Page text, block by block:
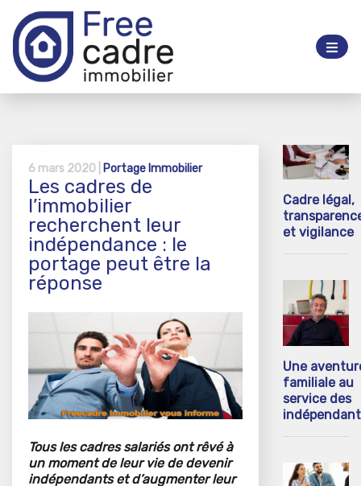
6 mars 2020 | Portage Immobilier
Les cadres de
l’immobilier
recherchent leur
indépendance : le
portage peut être la
réponse
Tous les cadres salariés ont rêvé à
un moment de leur vie de devenir
indépendants et d’augmenter leur
Cadre légal,
et vigilance
Une
familiale au
service des